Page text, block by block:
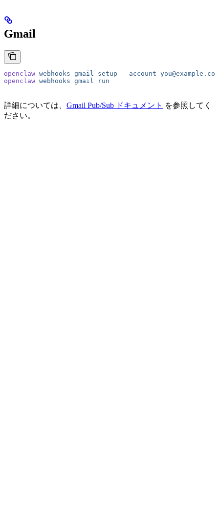
Gmail
openclaw webhooks gmail setup --account you@example.com
openclaw webhooks gmail run
詳細については、 Gmail Pub/Sub ドキュメント を参照してく
ださい。